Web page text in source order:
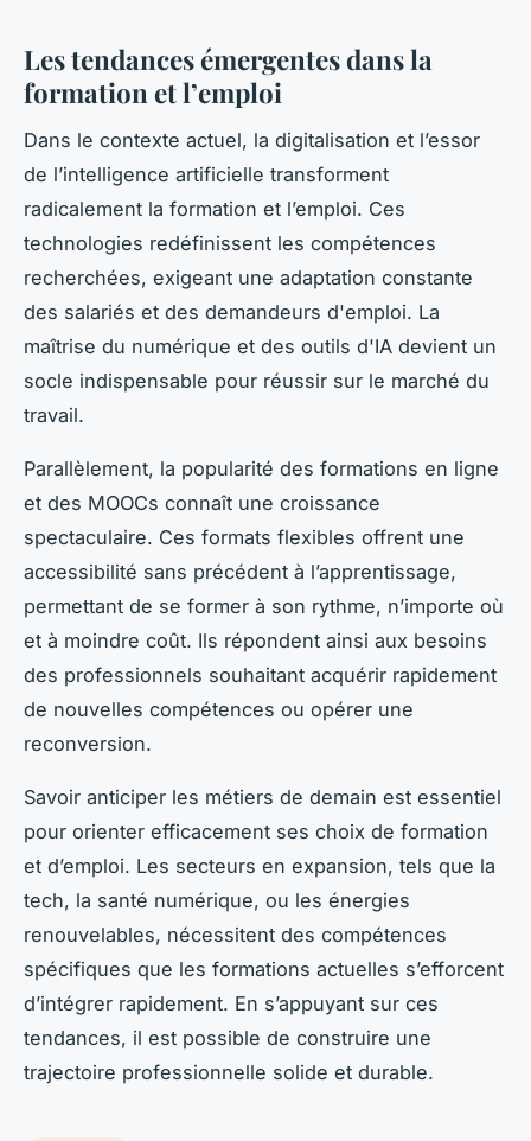
Les tendances émergentes dans la
formation et l’emploi
Dans le contexte actuel, la digitalisation et l’essor
de l’intelligence artificielle transforment
radicalement la formation et l’emploi. Ces
technologies redéfinissent les compétences
recherchées, exigeant une adaptation constante
des salariés et des demandeurs d'emploi. La
maîtrise du numérique et des outils d'IA devient un
socle indispensable pour réussir sur le marché du
travail.
Parallèlement, la popularité des formations en ligne
et des MOOCs connaît une croissance
spectaculaire. Ces formats flexibles offrent une
accessibilité sans précédent à l’apprentissage,
permettant de se former à son rythme, n’importe où
et à moindre coût. Ils répondent ainsi aux besoins
des professionnels souhaitant acquérir rapidement
de nouvelles compétences ou opérer une
reconversion.
Savoir anticiper les métiers de demain est essentiel
pour orienter efficacement ses choix de formation
et d’emploi. Les secteurs en expansion, tels que la
tech, la santé numérique, ou les énergies
renouvelables, nécessitent des compétences
spécifiques que les formations actuelles s’efforcent
d’intégrer rapidement. En s’appuyant sur ces
tendances, il est possible de construire une
trajectoire professionnelle solide et durable.